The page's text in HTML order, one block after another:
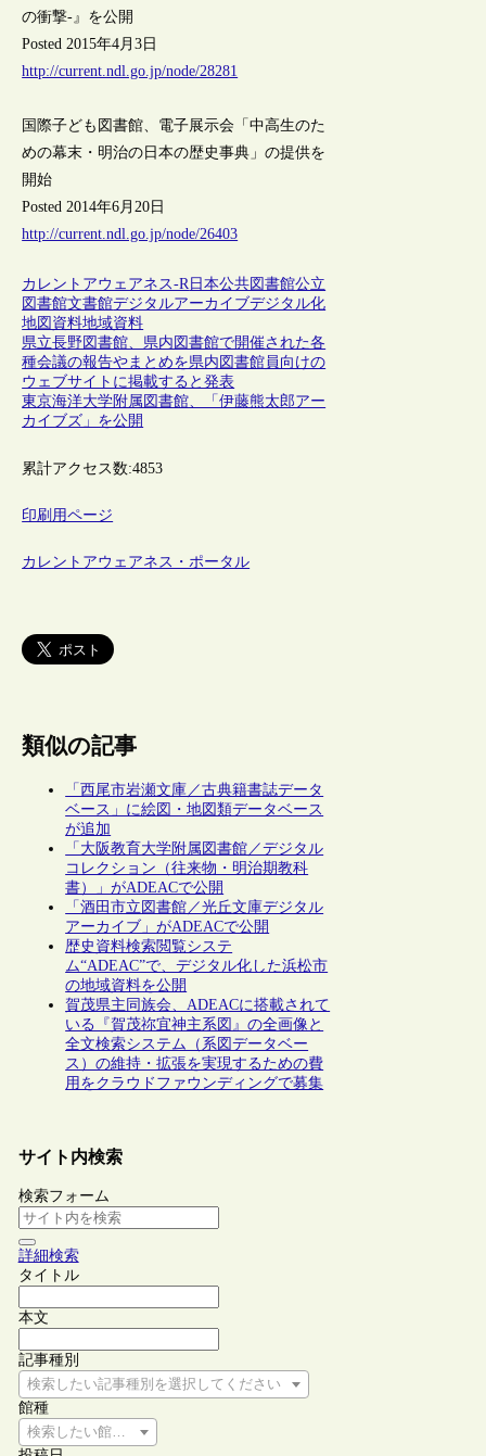
の衝撃-』を公開
Posted 2015年4月3日
http://current.ndl.go.jp/node/28281
国際子ども図書館、電子展示会「中高生のた
めの幕末・明治の日本の歴史事典」の提供を
開始
Posted 2014年6月20日
http://current.ndl.go.jp/node/26403
カレントアウェアネス-R日本公共図書館公立
図書館文書館デジタルアーカイブデジタル化
地図資料地域資料
県立長野図書館、県内図書館で開催された各
種会議の報告やまとめを県内図書館員向けの
ウェブサイトに掲載すると発表
東京海洋大学附属図書館、「伊藤熊太郎アー
カイブズ」を公開
累計アクセス数:4853
印刷用ページ
カレントアウェアネス・ポータル
類似の記事
「西尾市岩瀬文庫／古典籍書誌データ
ベース」に絵図・地図類データベース
が追加
「大阪教育大学附属図書館／デジタル
コレクション（往来物・明治期教科
書）」がADEACで公開
「酒田市立図書館／光丘文庫デジタル
アーカイブ」がADEACで公開
歴史資料検索閲覧システ
ム“ADEAC”で、デジタル化した浜松市
の地域資料を公開
賀茂県主同族会、ADEACに搭載されて
いる『賀茂祢宜神主系図』の全画像と
全文検索システム（系図データベー
ス）の維持・拡張を実現するための費
用をクラウドファウンディングで募集
サイト内検索
検索フォーム
詳細検索
タイトル
本文
記事種別
検索したい記事種別を選択してください
館種
検索したい館種を選択してください